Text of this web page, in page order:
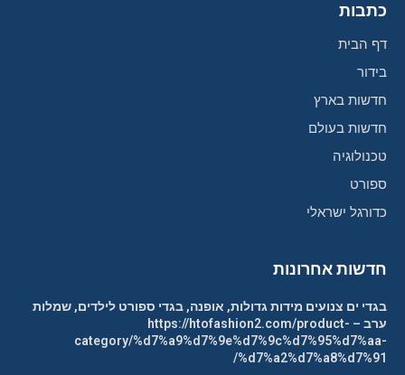
כתבות
דף הבית
בידור
חדשות בארץ
חדשות בעולם
טכנולוגיה
ספורט
כדורגל ישראלי
חדשות אחרונות
בגדי ים צנועים מידות גדולות, אופנה, בגדי ספורט לילדים, שמלות
ערב – https://htofashion2.com/product-
category/%d7%a9%d7%9e%d7%9c%d7%95%d7%aa-
%d7%a2%d7%a8%d7%91/